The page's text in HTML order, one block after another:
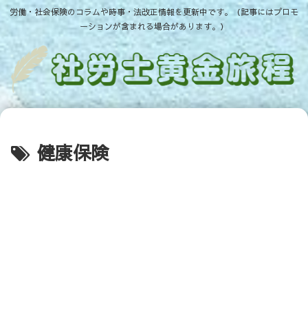
労働・社会保険のコラムや時事・法改正情報を更新中です。（記事にはプロモ
ーションが含まれる場合があります。）
健康保険